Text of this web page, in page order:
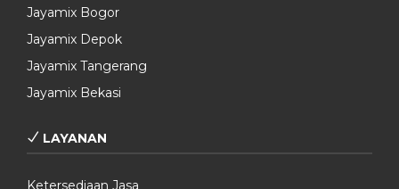
Jayamix Bogor
Jayamix Depok
Jayamix Tangerang
Jayamix Bekasi
LAYANAN
Ketersediaan Jasa